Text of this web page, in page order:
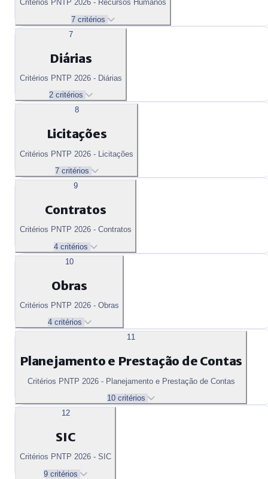
Critérios PNTP 2026 - Recursos Humanos
7 critérios
7
Diárias
Critérios PNTP 2026 - Diárias
2 critérios
8
Licitações
Critérios PNTP 2026 - Licitações
7 critérios
9
Contratos
Critérios PNTP 2026 - Contratos
4 critérios
10
Obras
Critérios PNTP 2026 - Obras
4 critérios
11
Planejamento e Prestação de Contas
Critérios PNTP 2026 - Planejamento e Prestação de Contas
10 critérios
12
SIC
Critérios PNTP 2026 - SIC
9 critérios